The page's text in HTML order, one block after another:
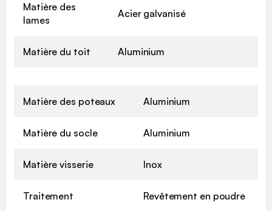
Matière des
lames
Acier galvanisé
Matière du toit Aluminium
Matière des poteaux Aluminium
Matière du socle Aluminium
Matière visserie Inox
Traitement Revêtement en poudre